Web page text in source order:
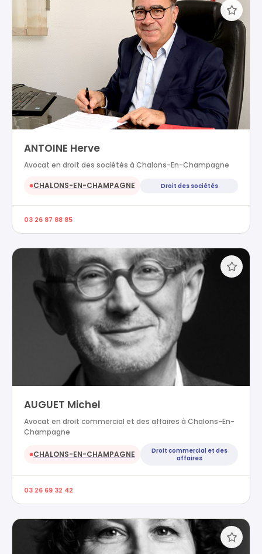
ANTOINE Herve
Avocat en droit des sociétés à Chalons-En-Champagne
●CHALONS-EN-CHAMPAGNE Droit des sociétés
03 26 87 88 85
AUGUET Michel
Avocat en droit commercial et des affaires à Chalons-En-
Champagne
●CHALONS-EN-CHAMPAGNE
Droit commercial et des
affaires
03 26 69 32 42